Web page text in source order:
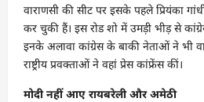
वाराणसी की सीट पर इसके पहले प्रियंका
कर चुकी हैं। इस रोड शो में उमड़ी भीड़ से
इनके अलावा कांग्रेस के बाकी नेताओं ने भी
राष्ट्रीय प्रवक्ताओं ने वहां प्रेस कांफ्रेंस कीं।
मोदी नहीं आए रायबरेली और अमेठी